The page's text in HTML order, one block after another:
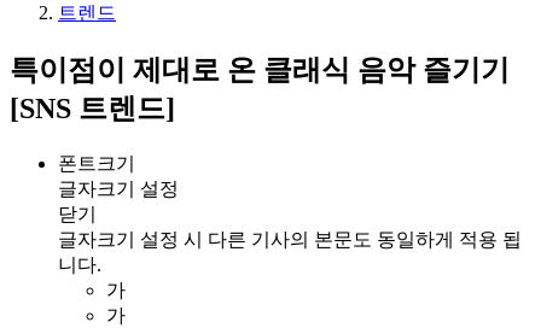
트렌드
특이점이 제대로 온 클래식 음악 즐기기
[SNS 트렌드]
폰트크기
글자크기 설정
닫기
글자크기 설정 시 다른 기사의 본문도 동일하게 적용 됩
니다.
가
가